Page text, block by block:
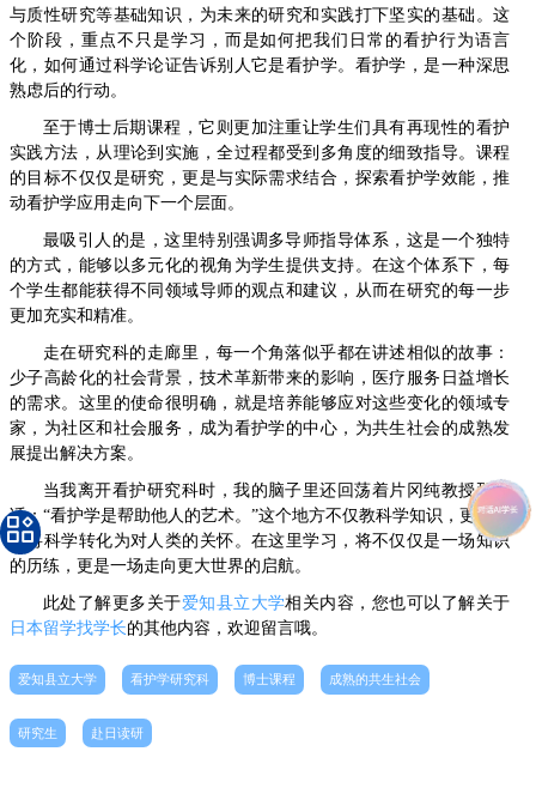
与质性研究等基础知识，为未来的研究和实践打下坚实的基础。这
个阶段，重点不只是学习，而是如何把我们日常的看护行为语言
化，如何通过科学论证告诉别人它是看护学。看护学，是一种深思
熟虑后的行动。
至于博士后期课程，它则更加注重让学生们具有再现性的看护
实践方法，从理论到实施，全过程都受到多角度的细致指导。课程
的目标不仅仅是研究，更是与实际需求结合，探索看护学效能，推
动看护学应用走向下一个层面。
最吸引人的是，这里特别强调多导师指导体系，这是一个独特
的方式，能够以多元化的视角为学生提供支持。在这个体系下，每
个学生都能获得不同领域导师的观点和建议，从而在研究的每一步
更加充实和精准。
走在研究科的走廊里，每一个角落似乎都在讲述相似的故事：
少子高龄化的社会背景，技术革新带来的影响，医疗服务日益增长
的需求。这里的使命很明确，就是培养能够应对这些变化的领域专
家，为社区和社会服务，成为看护学的中心，为共生社会的成熟发
展提出解决方案。
当我离开看护研究科时，我的脑子里还回荡着片冈纯教授那句
话：“看护学是帮助他人的艺术。”这个地方不仅教科学知识，更教如
何将科学转化为对人类的关怀。在这里学习，将不仅仅是一场知识
的历练，更是一场走向更大世界的启航。
此处了解更多关于爱知县立大学相关内容，您也可以了解关于
日本留学找学长的其他内容，欢迎留言哦。
爱知县立大学 看护学研究科 博士课程 成熟的共生社会
研究生 赴日读研